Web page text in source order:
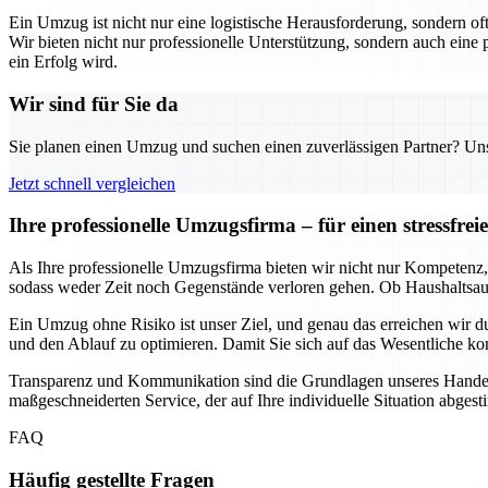
Ein Umzug ist nicht nur eine logistische Herausforderung, sondern
Wir bieten nicht nur professionelle Unterstützung, sondern auch
ein Erfolg wird.
Wir sind für Sie da
Sie planen einen Umzug und suchen einen zuverlässigen Partner?
Jetzt schnell vergleichen
Ihre professionelle Umzugsfirma – für einen
Als Ihre professionelle Umzugsfirma bieten wir nicht nur
sodass weder Zeit noch Gegenstände verloren gehen. Ob
Ein Umzug ohne Risiko ist unser Ziel, und genau das erreichen wir
und den Ablauf zu optimieren. Damit Sie sich auf das Wesentliche
Transparenz und Kommunikation sind die Grundlagen unseres
maßgeschneiderten Service, der auf Ihre individuelle Situation
FAQ
Häufig gestellte Fragen